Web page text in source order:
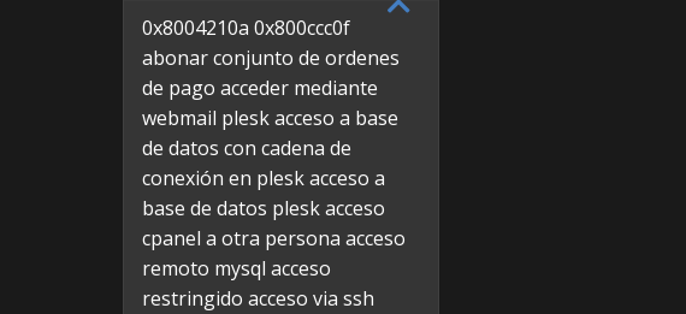
0x8004210a 0x800ccc0f
abonar conjunto de ordenes
de pago acceder mediante
webmail pleskacceso a base
de datos con cadena de
conexión en pleskacceso a
base de datos pleskacceso
cpanel a otra persona acceso
remoto mysql acceso
restringido acceso via ssh